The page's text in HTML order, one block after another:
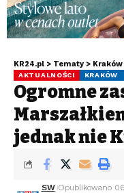
KR24.pl > Tematy > Kraków
AKTUALNOŚCI KRAKÓW
Ogromne
jednak nie
SW Opublikowano